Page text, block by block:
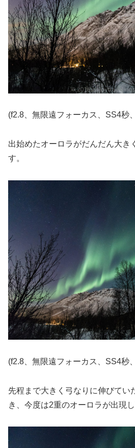
(f2.8、無限遠フォーカス、SS4秒
出始めたオーロラがだんだん大き
す。
(f2.8、無限遠フォーカス、SS4秒
先程まで大きく弓なりに伸びてい
き、今度は2重のオーロラが出現し